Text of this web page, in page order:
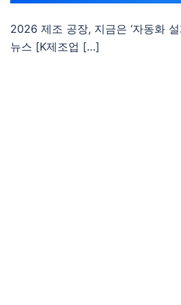
2026 제조 공장, 지금은 ‘자동화
뉴스 [K제조업 […]